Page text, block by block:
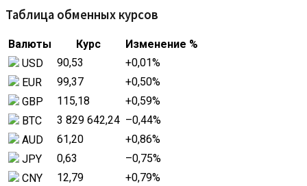
Таблица обменных курсов
Валюты Курс
Изменение %
USD
90,53 +0,01%
EUR
99,37 +0,50%
GBP
115,18 +0,59%
BTC
3 829 642,24 –0,44%
AUD
61,20 +0,86%
JPY
0,63 –0,75%
CNY
12,79 +0,79%